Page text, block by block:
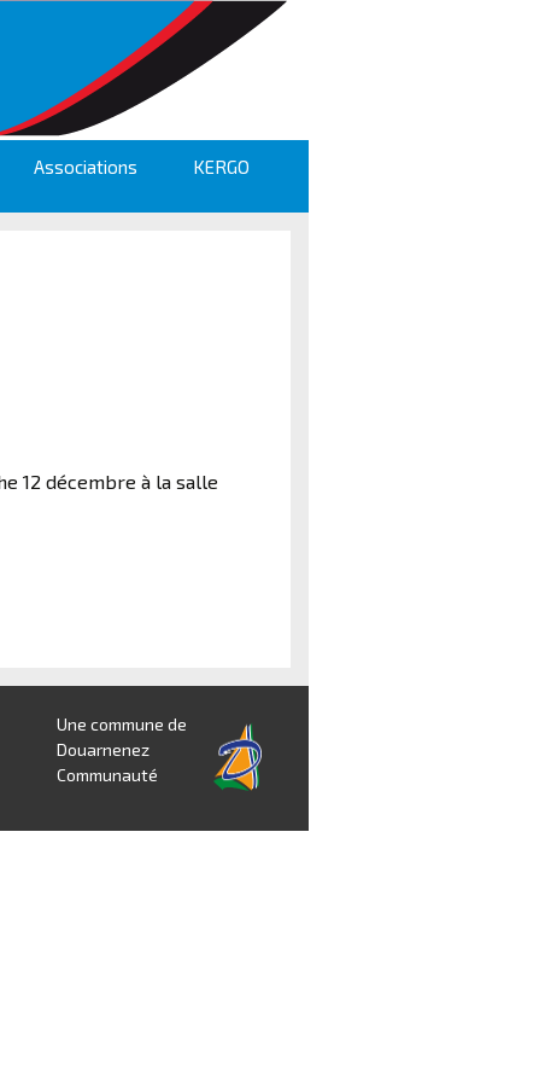
Associations KERGO
12 décembre à la salle
Une commune de
Douarnenez
Communauté